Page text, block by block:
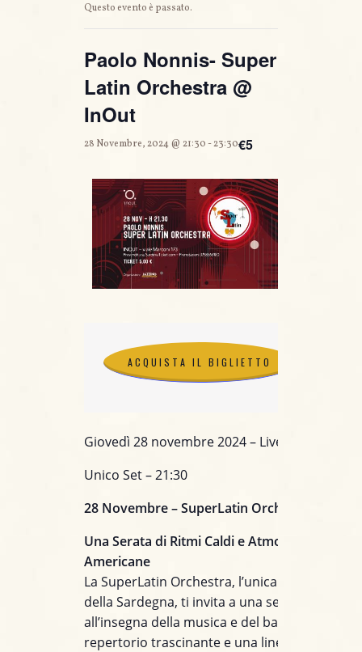
Questo evento è passato.
Paolo Nonnis- Super
Latin Orchestra @
InOut
28 Novembre, 2024 @ 21:30-23:30€5
ACQUISTA IL BIGLIETTO
Giovedì 28 novembre 2024 – Live@ InOut (CA)
Unico Set – 21:30
28 Novembre – SuperLatin Orchestra
Una Serata di Ritmi Caldi e Atmosfere Latino
Americane
La SuperLatin Orchestra, l’unica orchestra
della Sardegna, ti invita a una serata
all’insegna della musica e del ballo! Con un
repertorio trascinante e una line up